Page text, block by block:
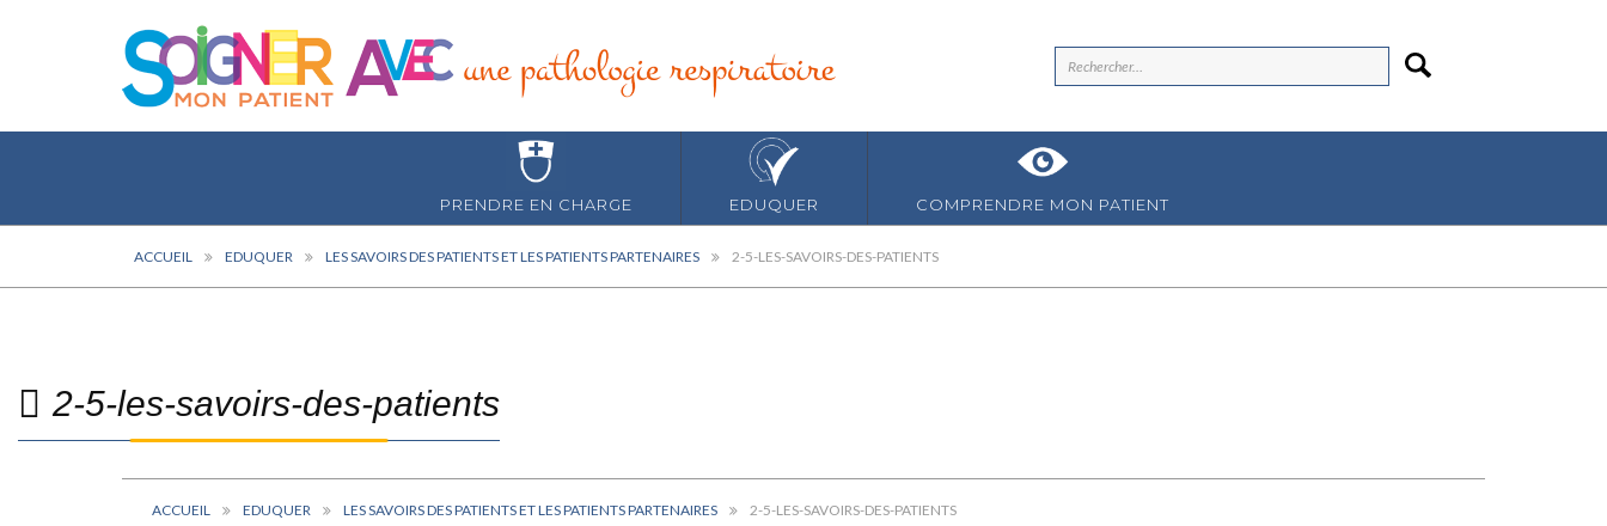
PRENDRE EN CHARGE EDUQUER COMPRENDRE MON PATIENT
ACCUEIL EDUQUER LES SAVOIRS DES PATIENTS ET LES PATIENTS PARTENAIRES 2-5-LES-SAVOIRS-DES-PATIENTS
2-5-les-savoirs-des-patients
ACCUEIL EDUQUER LES SAVOIRS DES PATIENTS ET LES PATIENTS PARTENAIRES 2-5-LES-SAVOIRS-DES-PATIENTS